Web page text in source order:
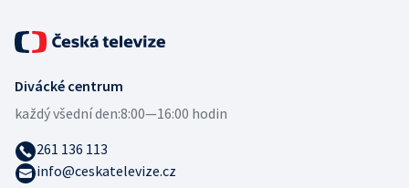
Divácké centrum
každý všední den:8:00—16:00 hodin
261 136 113
info@ceskatelevize.cz